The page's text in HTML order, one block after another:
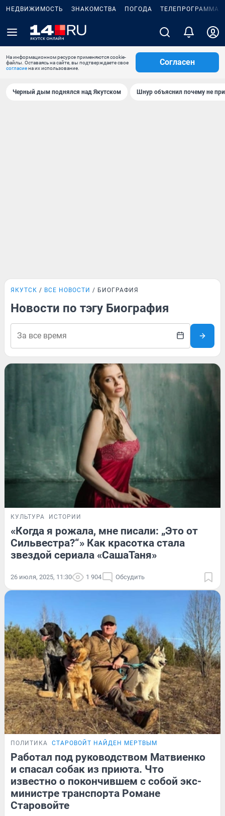
НЕДВИЖИМОСТЬ ЗНАКОМСТВА ПОГОДА ТЕЛЕПРОГРАММА
На информационном ресурсе применяются cookie-
файлы. Оставаясь на сайте, вы подтверждаете свое
согласиена их использование.
Согласен
Черный дым поднялся над Якутском Шнур объяснил почему не
ЯКУТСК ВСЕ НОВОСТИ БИОГРАФИЯ
Новости по тэгу Биография
КУЛЬТУРА ИСТОРИИ
«Когда я рожала, мне писали: „Это от
Сильвестра?“» Как красотка стала
звездой сериала «СашаТаня»
26 июля, 2025, 11:30 1 904 Обсудить
ПОЛИТИКА СТАРОВОЙТ НАЙДЕН МЕРТВЫМ
Работал под руководством Матвиенко
и спасал собак из приюта. Что
известно о покончившем с собой экс-
министре транспорта Романе
Старовойте